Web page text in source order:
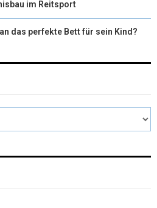
im Reitsport
das perfekte Bett für sein Kind?